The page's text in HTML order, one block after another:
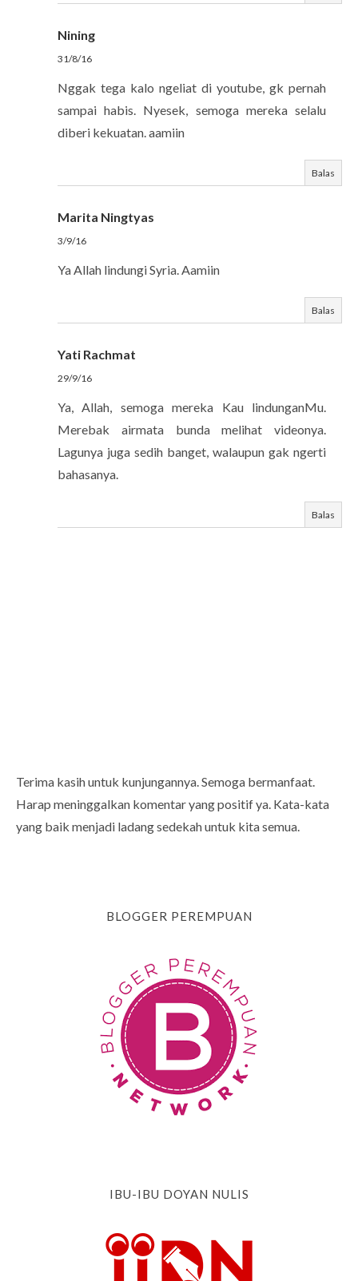
Nining
31/8/16
Nggak tega kalo ngeliat di youtube, gk pernah
sampai habis. Nyesek, semoga mereka selalu
diberi kekuatan. aamiin
Balas
Marita Ningtyas
3/9/16
Ya Allah lindungi Syria. Aamiin
Balas
Yati Rachmat
29/9/16
Ya, Allah, semoga mereka Kau lindunganMu.
Merebak airmata bunda melihat videonya.
Lagunya juga sedih banget, walaupun gak ngerti
bahasanya.
Balas
Terima kasih untuk kunjungannya. Semoga bermanfaat.
Harap meninggalkan komentar yang positif ya. Kata-kata
yang baik menjadi ladang sedekah untuk kita semua.
BLOGGER PEREMPUAN
IBU-IBU DOYAN NULIS